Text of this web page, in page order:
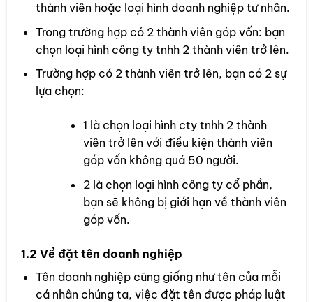
thành viên hoặc loại hình doanh nghiệp tư nhân.
Trong trường hợp có 2 thành viên góp vốn: bạn
chọn loại hình công ty tnhh 2 thành viên trở lên.
Trường hợp có 2 thành viên trở lên, bạn có 2 sự
lựa chọn:
1 là chọn loại hình cty tnhh 2 thành
viên trở lên với điều kiện thành viên
góp vốn không quá 50 người.
2 là chọn loại hình công ty cổ phần,
bạn sẽ không bị giới hạn về thành viên
góp vốn.
1.2 Về đặt tên doanh nghiệp
Tên doanh nghiệp cũng giống như tên của mỗi
cá nhân chúng ta, việc đặt tên được pháp luật